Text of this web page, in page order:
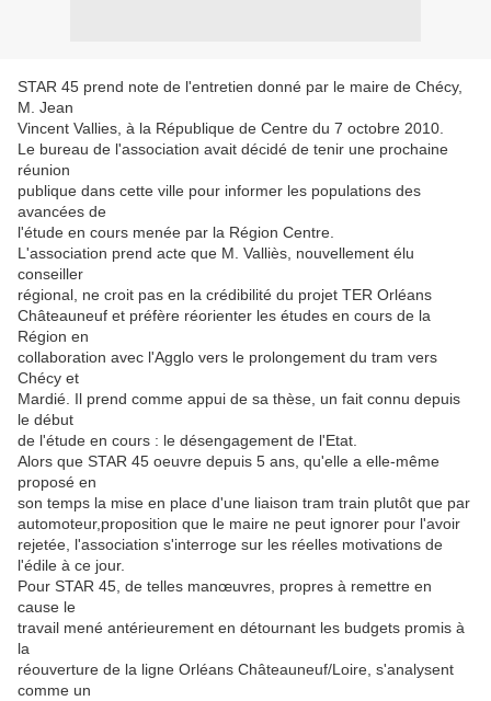
STAR 45 prend note de l'entretien donné par le maire de Chécy,
M. Jean
Vincent Vallies, à la République de Centre du 7 octobre 2010.
Le bureau de l'association avait décidé de tenir une prochaine
réunion
publique dans cette ville pour informer les populations des
avancées de
l'étude en cours menée par la Région Centre.
L'association prend acte que M. Valliès, nouvellement élu
conseiller
régional, ne croit pas en la crédibilité du projet TER Orléans
Châteauneuf et préfère réorienter les études en cours de la
Région en
collaboration avec l'Agglo vers le prolongement du tram vers
Chécy et
Mardié. Il prend comme appui de sa thèse, un fait connu depuis
le début
de l'étude en cours : le désengagement de l'Etat.
Alors que STAR 45 oeuvre depuis 5 ans, qu'elle a elle-même
proposé en
son temps la mise en place d'une liaison tram train plutôt que par
automoteur,proposition que le maire ne peut ignorer pour l'avoir
rejetée, l'association s'interroge sur les réelles motivations de
l'édile à ce jour.
Pour STAR 45, de telles manœuvres, propres à remettre en
cause le
travail mené antérieurement en détournant les budgets promis à
la
réouverture de la ligne Orléans Châteauneuf/Loire, s'analysent
comme un